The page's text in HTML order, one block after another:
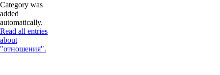
Category was
added
automatically.
Read all entries
about
"отношения".